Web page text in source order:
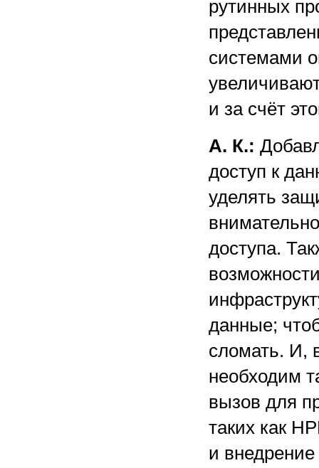
рутинных
системами
и за счёт
А. К.:
доступ к
уделять
доступа.
данные;
сломать. И,
необходим
вызов для
таких как
и